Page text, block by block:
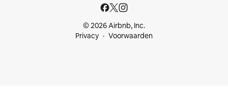
© 2026 Airbnb, Inc.
Privacy
Voorwaarden